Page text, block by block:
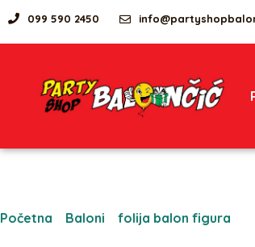
099 590 2450
Početna Baloni folija balon figura